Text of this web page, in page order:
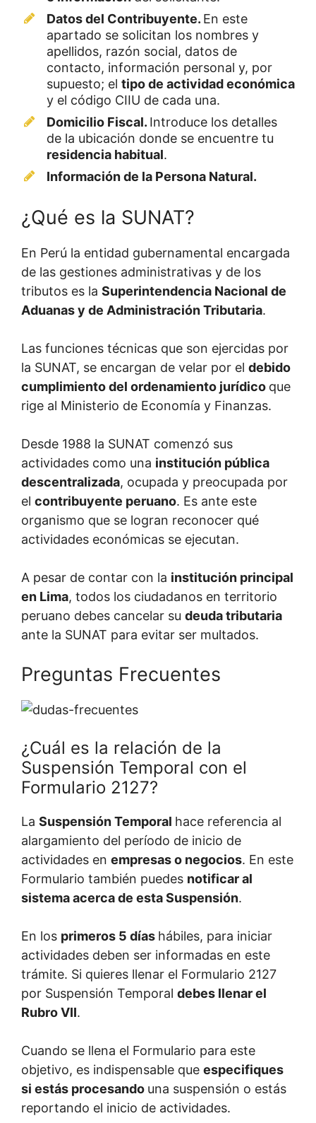
Datos del Contribuyente. En este
apartado se solicitan los nombres y
apellidos, razón social, datos de
contacto, información personal y, por
supuesto; el tipo de actividad económica
y el código CIIU de cada una.
Domicilio Fiscal. Introduce los detalles
de la ubicación donde se encuentre tu
residencia habitual.
Información de la Persona Natural.
¿Qué es la SUNAT?
En Perú la entidad gubernamental encargada
de las gestiones administrativas y de los
tributos es la Superintendencia Nacional de
Aduanas y de Administración Tributaria.
Las funciones técnicas que son ejercidas por
la SUNAT, se encargan de velar por el debido
cumplimiento del ordenamiento jurídico que
rige al Ministerio de Economía y Finanzas.
Desde 1988 la SUNAT comenzó sus
actividades como una institución pública
descentralizada, ocupada y preocupada por
el contribuyente peruano. Es ante este
organismo que se logran reconocer qué
actividades económicas se ejecutan.
A pesar de contar con la institución principal
en Lima, todos los ciudadanos en territorio
peruano debes cancelar su deuda tributaria
ante la SUNAT para evitar ser multados.
Preguntas Frecuentes
¿Cuál es la relación de la
Suspensión Temporal con el
Formulario 2127?
La Suspensión Temporal hace referencia al
alargamiento del período de inicio de
actividades en empresas o negocios. En este
Formulario también puedes notificar al
sistema acerca de esta Suspensión.
En los primeros 5 días hábiles, para iniciar
actividades deben ser informadas en este
trámite. Si quieres llenar el Formulario 2127
por Suspensión Temporal debes llenar el
Rubro VII.
Cuando se llena el Formulario para este
objetivo, es indispensable que especifiques
si estás procesando una suspensión o estás
reportando el inicio de actividades.